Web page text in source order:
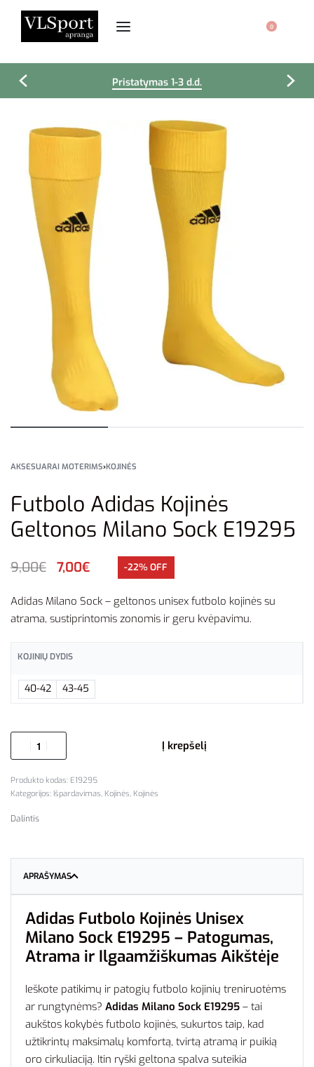
0
Pristatymas 1-3 d.d.
AKSESUARAI MOTERIMS›KOJINĖS
Futbolo Adidas Kojinės
Geltonos Milano Sock E19295
9,00€ 7,00€ -22% OFF
Adidas Milano Sock – geltonos unisex futbolo kojinės su
atrama, sustiprintomis zonomis ir geru kvėpavimu.
KOJINIŲ DYDIS
40-42 43-45
Į krepšelį
E19295
Kategorijos: Išpardavimas, Kojinės, Kojinės
Dalintis
APRAŠYMAS
Adidas Futbolo Kojinės Unisex
Milano Sock E19295 – Patogumas,
Atrama ir Ilgaamžiškumas Aikštėje
Ieškote patikimų ir patogių futbolo kojinių treniruotėms
ar rungtynėms? Adidas Milano Sock E19295 – tai
aukštos kokybės futbolo kojinės, sukurtos taip, kad
užtikrintų maksimalų komfortą, tvirtą atramą ir puikią
oro cirkuliaciją. Itin ryški geltona spalva suteikia